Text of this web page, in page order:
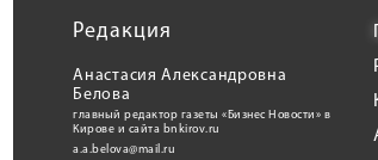
Редакция
Анастасия Александровна
Белова
главный редактор газеты «Бизнес Новости» в
Кирове и сайта bnkirov.ru
a.a.belova@mail.ru